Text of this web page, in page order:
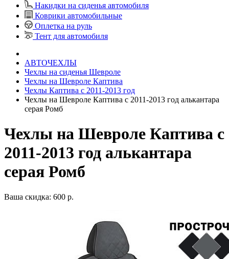
Накидки на сиденья автомобиля
Коврики автомобильные
Оплетка на руль
Тент для автомобиля
АВТОЧЕХЛЫ
Чехлы на сиденья Шевроле
Чехлы на Шевроле Каптива
Чехлы Каптива с 2011-2013 год
Чехлы на Шевроле Каптива с 2011-2013 год алькантара
серая Ромб
Чехлы на Шевроле Каптива с
2011-2013 год алькантара
серая Ромб
Ваша скидка: 600 р.